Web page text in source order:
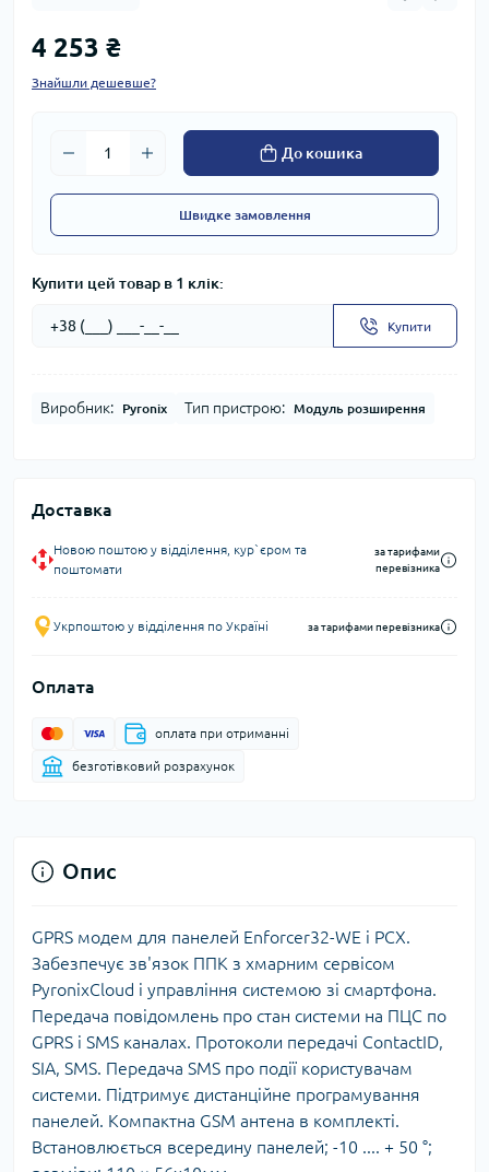
4 253 ₴
Знайшли дешевше?
До кошика
Швидке замовлення
Купити цей товар в 1 клік:
Купити
Виробник: Pyronix Тип пристрою: Модуль розширення
Доставка
Новою поштою у відділення, кур`єром та
поштомати
за тарифами
перевізника
Укрпоштою у відділення по Україні за тарифами перевізника
Оплата
оплата при отриманні
безготівковий розрахунок
Опис
GPRS модем для панелей Enforcer32-WE і PCX.
Забезпечує зв'язок ППК з хмарним сервісом
PyronixCloud і управління системою зі смартфона.
Передача повідомлень про стан системи на ПЦС по
GPRS і SMS каналах. Протоколи передачі ContactID,
SIA, SMS. Передача SMS про події користувачам
системи. Підтримує дистанційне програмування
панелей. Компактна GSM антена в комплекті.
Встановлюється всередину панелей; -10 .... + 50 °;